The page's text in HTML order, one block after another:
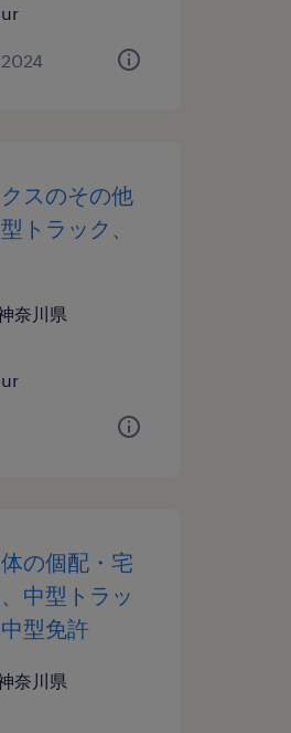
スのその他
トラック、
奈川県
の個配・宅
中型トラッ
型免許
奈川県